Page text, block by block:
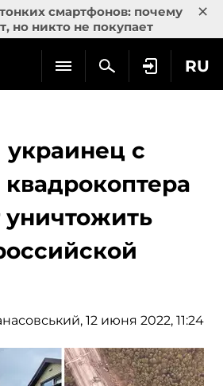
смартфонов: почему
но никто не покупает
×
RU
украинец с
уничтожить
, 12 июня 2022, 11:24